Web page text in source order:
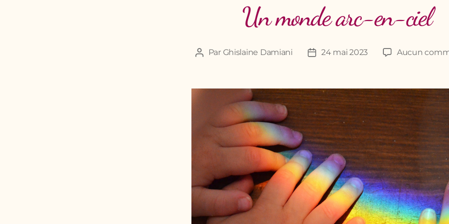
Un monde arc-en-ciel
Auteur
Par Ghislaine Damiani
Date24 mai 2023 Aucun